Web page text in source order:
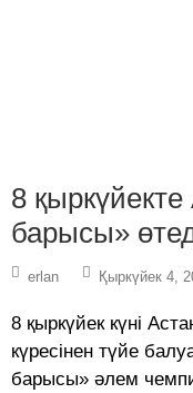
8
барысы»
erlan Қыркүйек 4,
8 қыркүйек күні
күресінен түйе
барысы» әлем